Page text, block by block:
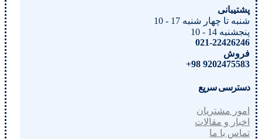
پشتیبانی
شنبه تا چهار شنبه 17 - 10
پنجشنبه 14 - 10
021-22426246
فروش
9202475583 98+
دسترسی سریع
امور مشتریان
اخبار و مقالات
تماس با ما